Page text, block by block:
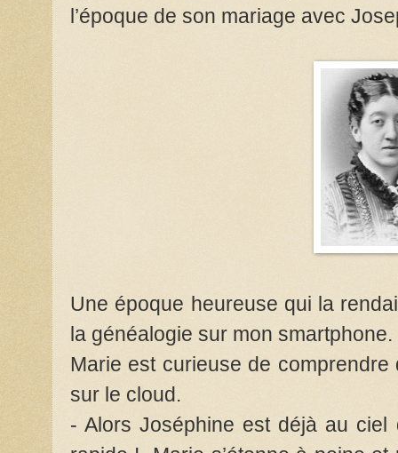
l’époque de son mariage avec
Une époque heureuse qui la
la généalogie sur mon smartphone.
Marie est curieuse de comprendre
sur le cloud.
- Alors Joséphine est déjà au ciel